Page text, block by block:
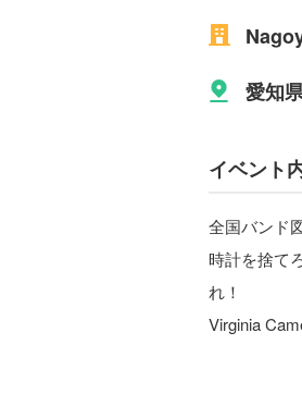
愛知
イベント
全国バンド
時計を捨て
れ！
Virginia